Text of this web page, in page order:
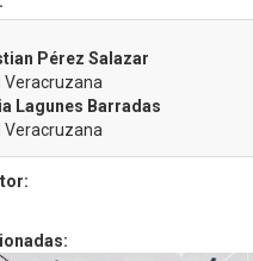
Pérez Salazar
Veracruzana
Lagunes Barradas
Veracruzana